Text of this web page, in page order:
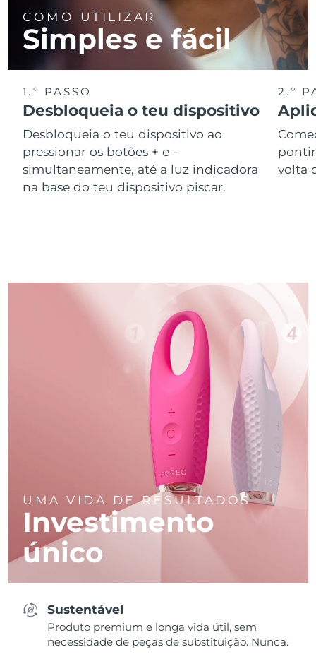
COMO UTILIZAR
Simples e fácil
1.º PASSO
Desbloqueia o teu dispositivo
Desbloqueia o teu dispositivo ao
pressionar os botões + e -
simultaneamente, até a luz indicadora
na base do teu dispositivo piscar.
2.º
volta
UMA VIDA DE RESULTADOS
Investimento
único
Sustentável
Produto premium e longa vida útil, sem
necessidade de peças de substituição. Nunca.